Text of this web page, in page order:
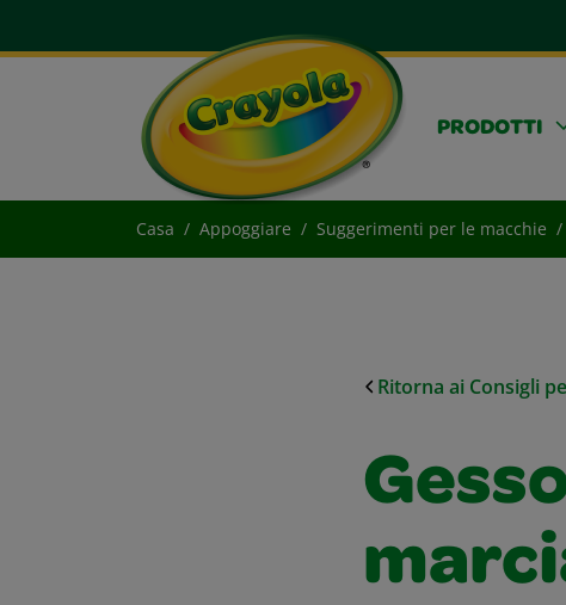
PRODOTTI
Casa Appoggiare Suggerimenti per le macchie
Ritorna ai Consigli